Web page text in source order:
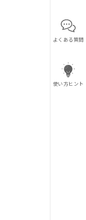
よくある質問
使い方ヒント